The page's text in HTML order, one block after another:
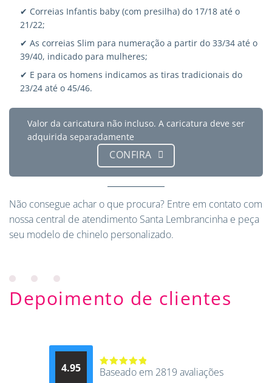
✔ Correias Infantis baby (com presilha) do 17/18 até o
21/22;
✔ As correias Slim para numeração a partir do 33/34 até o
39/40, indicado para mulheres;
✔ E para os homens indicamos as tiras tradicionais do
23/24 até o 45/46.
Valor da caricatura não incluso. A caricatura deve ser
adquirida separadamente
CONFIRA
Não consegue achar o que procura? Entre em contato com
nossa central de atendimento Santa Lembrancinha e peça
seu modelo de chinelo personalizado.
Depoimento de clientes
4.95
Avaliação
Baseado em 2819 avaliações